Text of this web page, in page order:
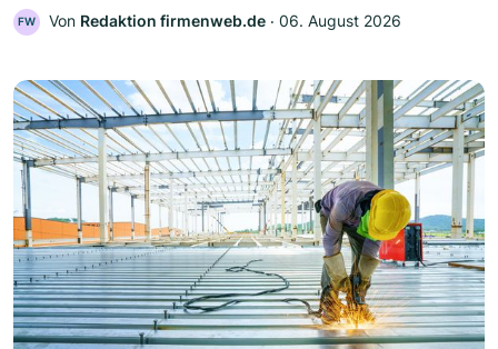
FW Von Redaktion firmenweb.de ‧ 06. August 2026